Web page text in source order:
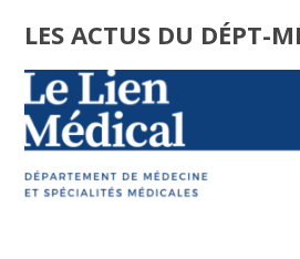
LES ACTUS DU DÉPT-